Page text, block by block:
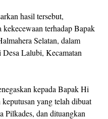
hasil tersebut,
terhadap Bapak
Selatan, dalam
Lalubi, Kecamatan
kepada Bapak Hi
yang telah dibuat
Pilkades, dan dituangkan